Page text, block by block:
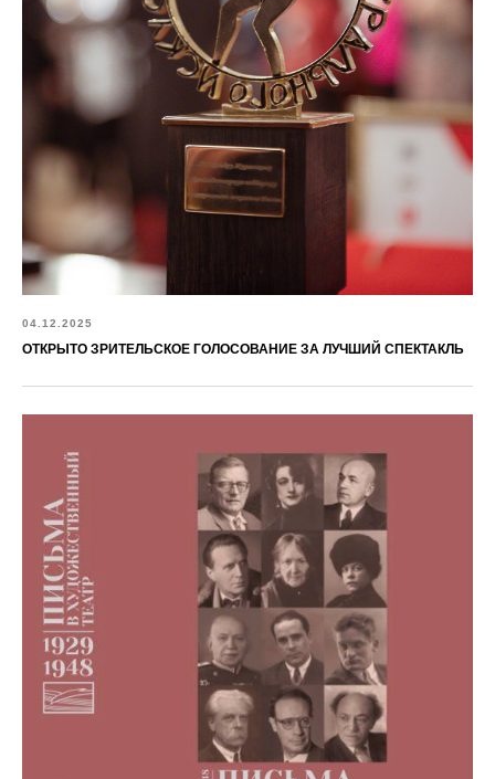
04.12.2025
ОТКРЫТО ЗРИТЕЛЬСКОЕ ГОЛОСОВАНИЕ ЗА ЛУЧШИЙ СПЕКТАКЛЬ